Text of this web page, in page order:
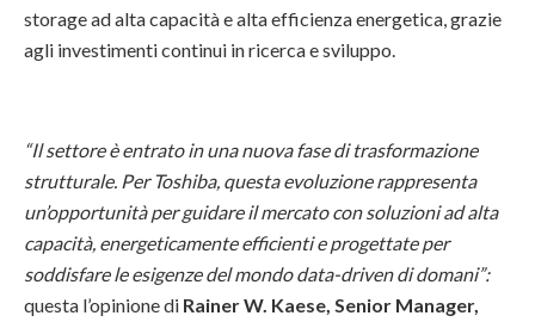
storage ad alta capacità e alta efficienza energetica, grazie
agli investimenti continui in ricerca e sviluppo.
“Il settore è entrato in una nuova fase di trasformazione
strutturale. Per Toshiba, questa evoluzione rappresenta
un’opportunità per guidare il mercato con soluzioni ad alta
capacità, energeticamente efficienti e progettate per
soddisfare le esigenze del mondo data-driven di domani”:
questa l’opinione di Rainer W. Kaese, Senior Manager,